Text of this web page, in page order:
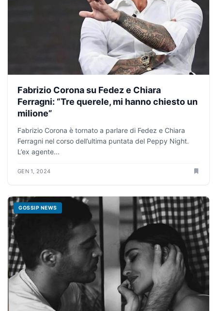
Fabrizio Corona su Fedez e Chiara
Ferragni: “Tre querele, mi hanno chiesto un
milione”
Fabrizio Corona è tornato a parlare di Fedez e Chiara
Ferragni nel corso dell’ultima puntata del Peppy Night.
L’ex agente...
GEN 1, 2024
GOSSIP NEWS